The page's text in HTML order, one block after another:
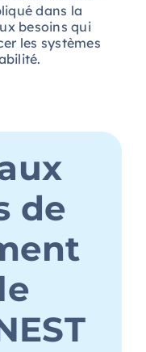
dans la
besoinsqui
les systèmes
de